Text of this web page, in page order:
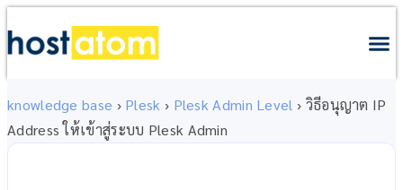
knowledge base › Plesk › Plesk Admin Level › วิธีอนุญาต IP
Address ให้เข้าสู่ระบบ Plesk Admin